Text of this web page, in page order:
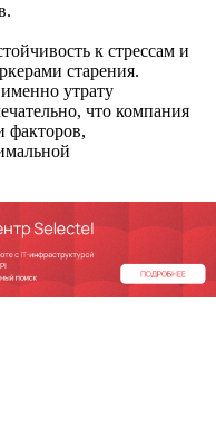
к стрессам и
старения.
утрату
что компания
факторов,